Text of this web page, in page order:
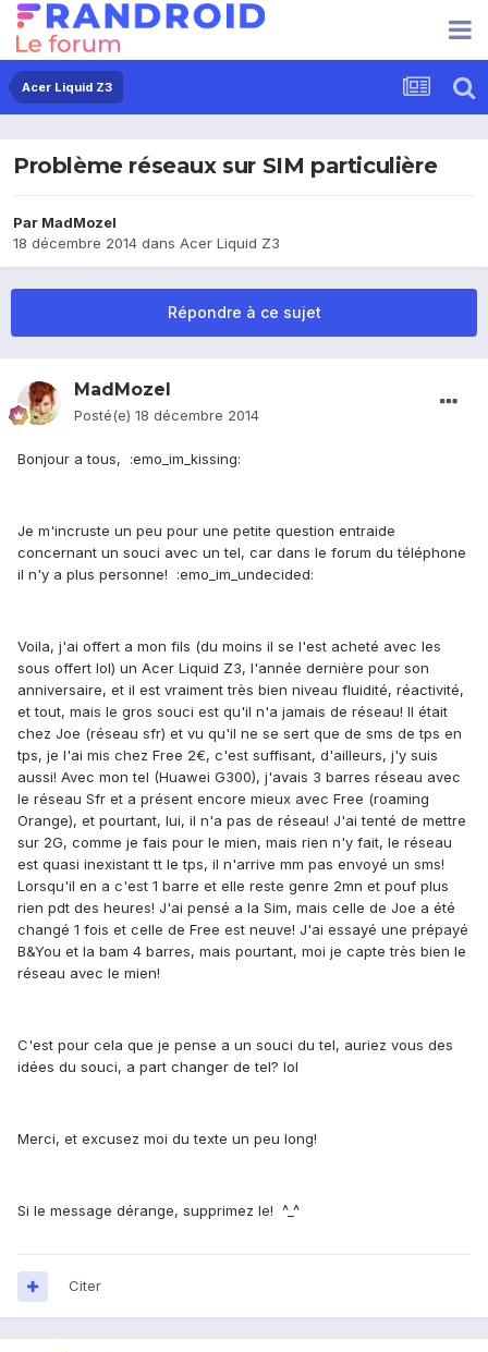
Acer Liquid Z3
Problème réseaux sur SIM particulière
Par MadMozel
18 décembre 2014 dans Acer Liquid Z3
Répondre à ce sujet
MadMozel
Posté(e) 18 décembre 2014
Bonjour a tous, :emo_im_kissing:
Je m'incruste un peu pour une petite question entraide
concernant un souci avec un tel, car dans le forum du téléphone
il n'y a plus personne! :emo_im_undecided:
Voila, j'ai offert a mon fils (du moins il se l'est acheté avec les
sous offert lol) un Acer Liquid Z3, l'année dernière pour son
anniversaire, et il est vraiment très bien niveau fluidité, réactivité,
et tout, mais le gros souci est qu'il n'a jamais de réseau! Il était
chez Joe (réseau sfr) et vu qu'il ne se sert que de sms de tps en
tps, je l'ai mis chez Free 2€, c'est suffisant, d'ailleurs, j'y suis
aussi! Avec mon tel (Huawei G300), j'avais 3 barres réseau avec
le réseau Sfr et a présent encore mieux avec Free (roaming
Orange), et pourtant, lui, il n'a pas de réseau! J'ai tenté de mettre
sur 2G, comme je fais pour le mien, mais rien n'y fait, le réseau
est quasi inexistant tt le tps, il n'arrive mm pas envoyé un sms!
Lorsqu'il en a c'est 1 barre et elle reste genre 2mn et pouf plus
rien pdt des heures! J'ai pensé a la Sim, mais celle de Joe a été
changé 1 fois et celle de Free est neuve! J'ai essayé une prépayé
B&You et la bam 4 barres, mais pourtant, moi je capte très bien le
réseau avec le mien!
C'est pour cela que je pense a un souci du tel, auriez vous des
idées du souci, a part changer de tel? lol
Merci, et excusez moi du texte un peu long!
Si le message dérange, supprimez le! ^_^
Citer